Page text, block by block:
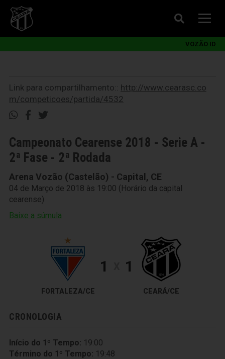
VOZÃO ID
Link para compartilhamento:: http://www.cearasc.co
m/competicoes/partida/4532
Campeonato Cearense 2018 - Serie A -
2ª Fase - 2ª Rodada
Arena Vozão (Castelão) - Capital, CE
04 de Março de 2018 às 19:00 (Horário da capital
cearense)
Baixe a súmula
FORTALEZA/CE
1 1
CEARÁ/CE
CRONOLOGIA
Início do 1º Tempo: 19:00
Término do 1º Tempo: 19:48